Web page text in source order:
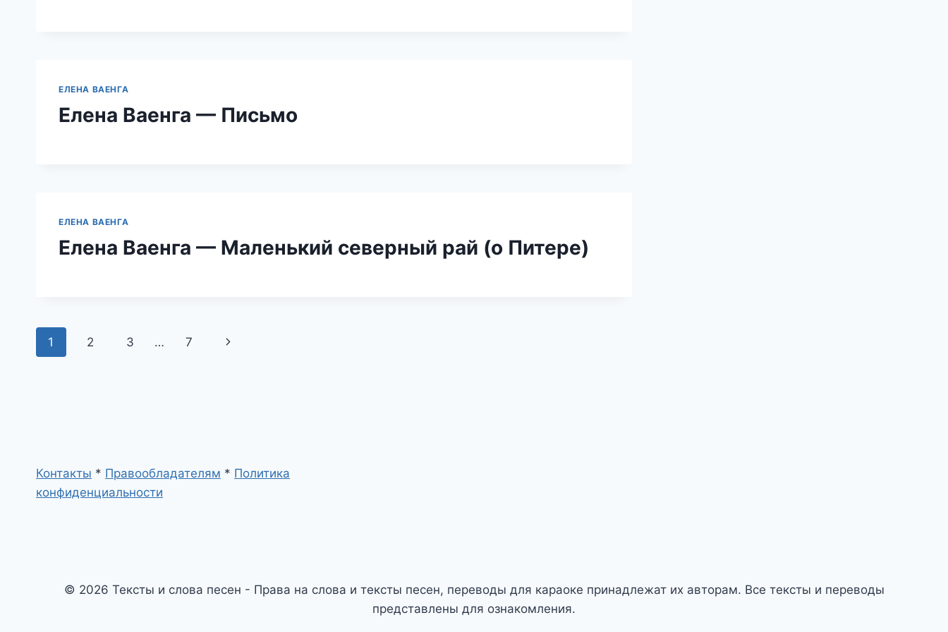
ЕЛЕНА ВАЕНГА
Елена Ваенга — Письмо
ЕЛЕНА ВАЕНГА
Елена Ваенга — Маленький северный рай (о Питере)
Навигация
1 2 3 … 7
Следующая
Контакты * Правообладателям * Политика
конфиденциальности
© 2026 Тексты и слова песен - Права на слова и тексты песен, переводы для караоке принадлежат их авторам. Все тексты и переводы
представлены для ознакомления.